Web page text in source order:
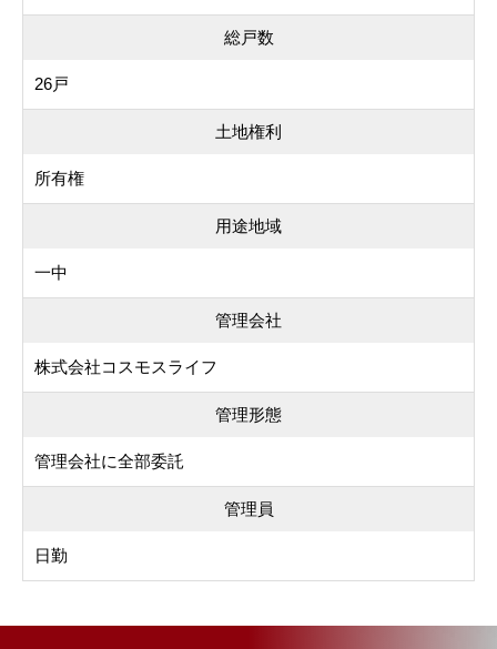
総戸数
26戸
土地権利
所有権
用途地域
一中
管理会社
株式会社コスモスライフ
管理形態
管理会社に全部委託
管理員
日勤